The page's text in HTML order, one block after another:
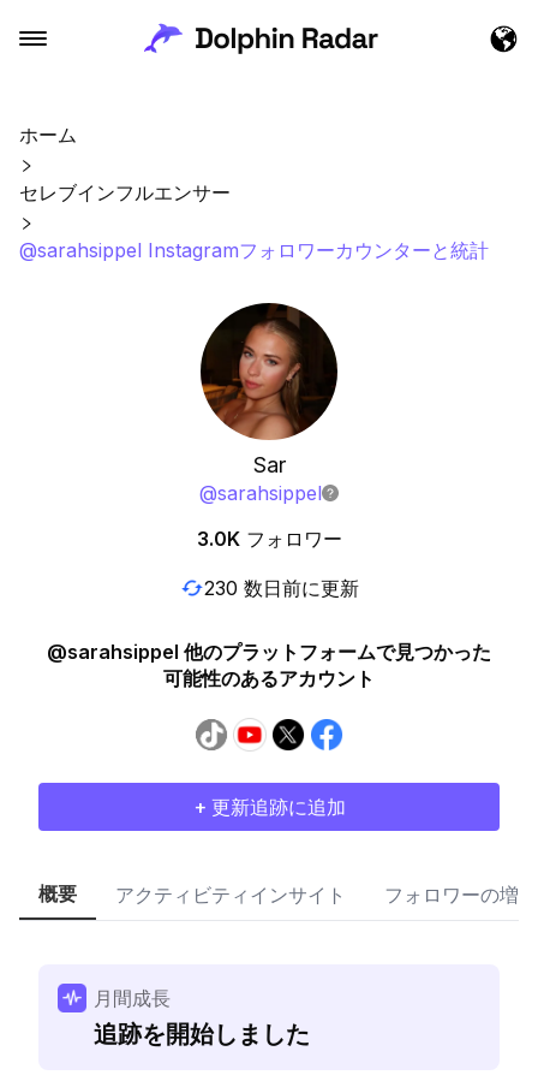
ホーム
セレブインフルエンサー
@sarahsippel Instagramフォロワーカウンターと統計
Sar
@sarahsippel
3.0K フォロワー
230 数日前に更新
@sarahsippel 他のプラットフォームで見つかった
可能性のあるアカウント
+ 更新追跡に追加
概要 アクティビティインサイト フォロワーの増加
月間成長
追跡を開始しました